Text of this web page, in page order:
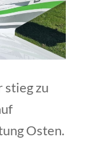
stieg zu
Osten.